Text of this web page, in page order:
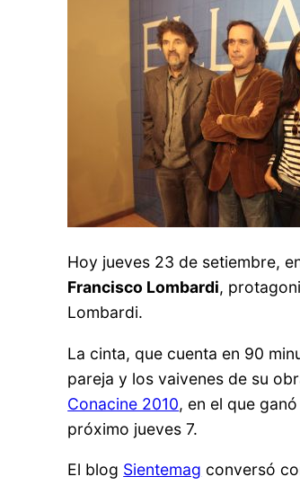
Hoy jueves 23 de setiembre,
Francisco Lombardi,
Lombardi.
La cinta, que cuenta en 90
pareja y los vaivenes de su
Conacine 2010, en el que
próximo jueves 7.
El blog Sientemag conversó